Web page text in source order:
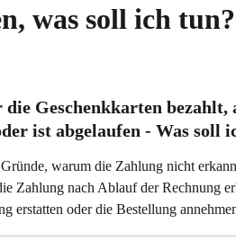
was soll ich tun?
Geschenkkarten bezahlt,
ist abgelaufen - Was soll
warum die Zahlung nicht
Zahlung nach Ablauf der Rechnung
erstatten oder die Bestellung